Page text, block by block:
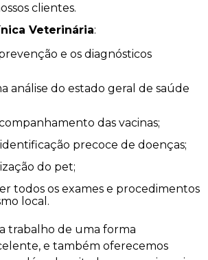
clientes.
Veterinária:
das vacinas;
identificação precoce de doenças;
do pet;
local.
trabalho de uma forma
e também oferecemos